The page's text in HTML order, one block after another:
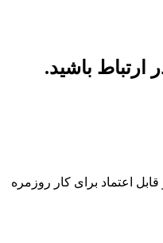
ارتباط باشید.